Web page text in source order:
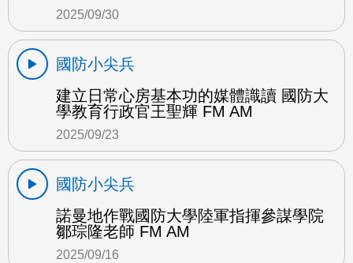
2025/09/30
國防小尖兵
建立日常心房基本功的媒體識讀 國防大
學教育行政官王聖輝 FM AM
2025/09/23
國防小尖兵
諾曼地作戰國防大學陸軍指揮參謀學院
鄒琮隆老師 FM AM
2025/09/16